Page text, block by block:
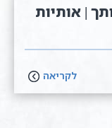
| אותיות
לקריאה